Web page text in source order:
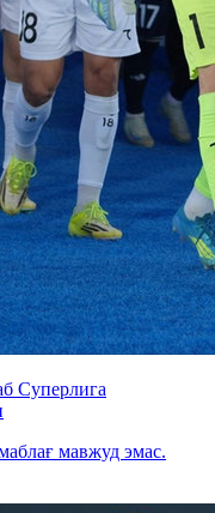
Суперлига
мавжуд эмас.